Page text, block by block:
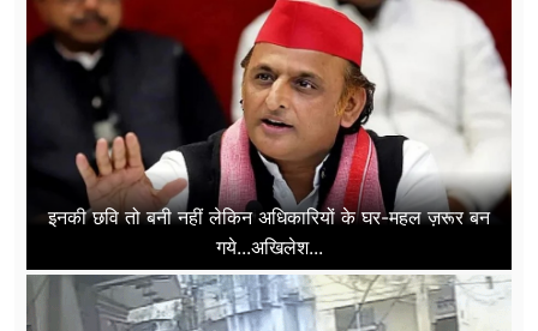
इनकी छवि तो बनी नहीं लेकिन अधिकारियों के घर-महल ज़रूर बन
गये...अखिलेश...